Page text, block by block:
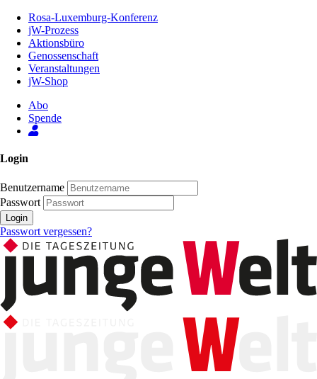
Inhalt
Seite
Rosa-Luxemburg-Konferenz
jW-Prozess
Aktionsbüro
Genossenschaft
Veranstaltungen
jW-Shop
Abo
Spende
Login
Benutzername
Passwort
Login
Passwort vergessen?